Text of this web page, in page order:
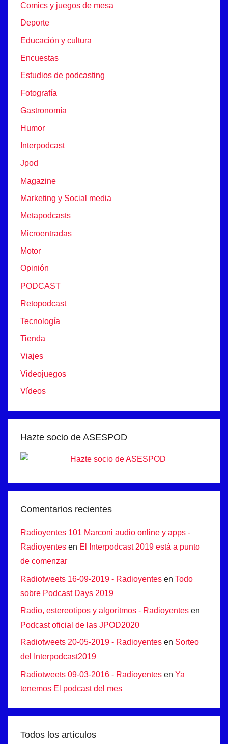
Comics y juegos de mesa
Deporte
Educación y cultura
Encuestas
Estudios de podcasting
Fotografía
Gastronomía
Humor
Interpodcast
Jpod
Magazine
Marketing y Social media
Metapodcasts
Microentradas
Motor
Opinión
PODCAST
Retopodcast
Tecnología
Tienda
Viajes
Videojuegos
Vídeos
Hazte socio de ASESPOD
Comentarios recientes
Radioyentes 101 Marconi audio online y apps -
Radioyentes en El Interpodcast 2019 está a punto
de comenzar
Radiotweets 16-09-2019 - Radioyentes en Todo
sobre Podcast Days 2019
Radio, estereotipos y algoritmos - Radioyentes en
Podcast oficial de las JPOD2020
Radiotweets 20-05-2019 - Radioyentes en Sorteo
del Interpodcast2019
Radiotweets 09-03-2016 - Radioyentes en Ya
tenemos El podcast del mes
Todos los artículos